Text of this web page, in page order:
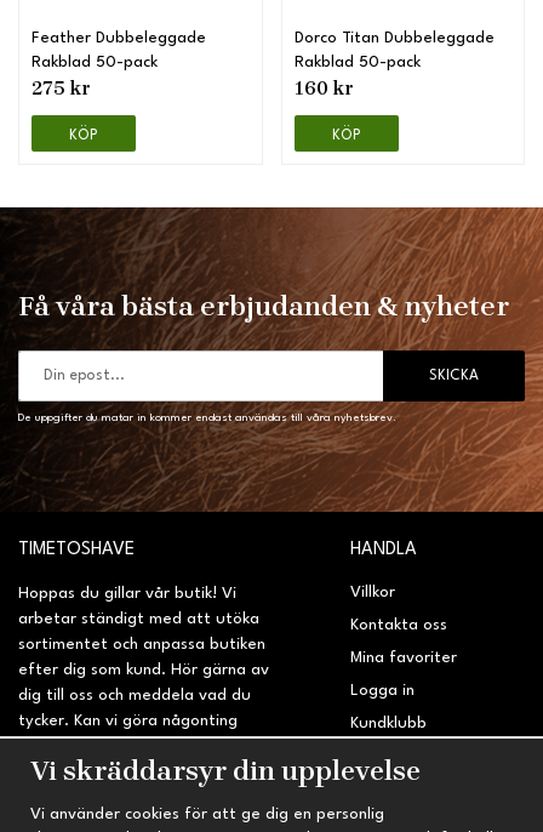
Feather Dubbeleggade
Rakblad 50-pack
275 kr
KÖP
Dorco Titan Dubbeleggade
Rakblad 50-pack
160 kr
KÖP
Få våra bästa erbjudanden & nyheter
SKICKA
De uppgifter du matar in kommer endast användas till våra nyhetsbrev.
TIMETOSHAVE
Hoppas du gillar vår butik! Vi
arbetar ständigt med att utöka
sortimentet och anpassa butiken
efter dig som kund. Hör gärna av
dig till oss och meddela vad du
tycker. Kan vi göra någonting
sidan?
HANDLA
Villkor
Kontakta oss
Mina favoriter
Logga in
Kundklubb
Retur & Reklamation
Vi skräddarsyr din upplevelse
Vi använder cookies för att ge dig en personlig